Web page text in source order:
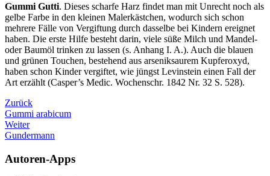
Gummi Gutti. Dieses scharfe Harz findet man mit Unrecht noch als
gelbe Farbe in den kleinen Malerkästchen, wodurch sich schon
mehrere Fälle von Vergiftung durch dasselbe bei Kindern ereignet
haben. Die erste Hilfe besteht darin, viele süße Milch und Mandel-
oder Baumöl trinken zu lassen (s. Anhang I. A.). Auch die blauen
und grünen Touchen, bestehend aus arseniksaurem Kupferoxyd,
haben schon Kinder vergiftet, wie jüngst Levinstein einen Fall der
Art erzählt (Casper’s Medic. Wochenschr. 1842 Nr. 32 S. 528).
Zurück
Gummi arabicum
Weiter
Gundermann
Autoren-Apps